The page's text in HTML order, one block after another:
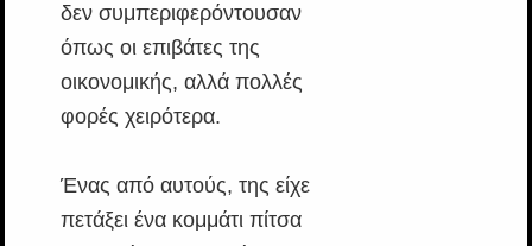
δεν συμπεριφερόντουσαν
όπως οι επιβάτες της
οικονομικής, αλλά πολλές
φορές χειρότερα.
Ένας από αυτούς, της είχε
πετάξει ένα κομμάτι πίτσα